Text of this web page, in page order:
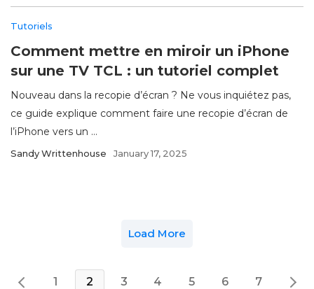
Tutoriels
Comment mettre en miroir un iPhone
sur une TV TCL : un tutoriel complet
Nouveau dans la recopie d’écran ? Ne vous inquiétez pas,
ce guide explique comment faire une recopie d’écran de
l’iPhone vers un ...
Sandy Writtenhouse January 17, 2025
Load More
1 2 3 4 5 6 7